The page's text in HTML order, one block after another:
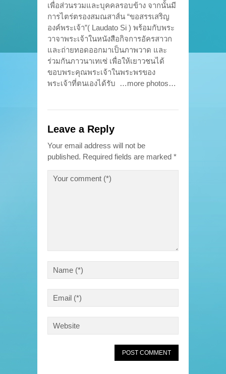
เพื่อส่วนรวมและบุคคลรอบข้าง จากนั้นมี
การไตร่ตรองสมณสาส์น “ขอสรรเสริญ
องค์พระเจ้า”( Laudato Si ) พร้อมกับพระ
วาจาพระเจ้าในหนังสือกิจการอัครสาวก
และถ่ายทอดออกมาเป็นภาพวาด และ
ร่วมกันภาวนาเทเซ่ เพื่อให้เยาวชนได้
ขอบพระคุณพระเจ้าในพระพรของ
พระเจ้าที่ตนเองได้รับ …more photos…
Leave a Reply
Your email address will not be
published. Required fields are marked *